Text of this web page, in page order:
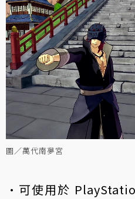
圖／萬代南夢宮
·可使用於